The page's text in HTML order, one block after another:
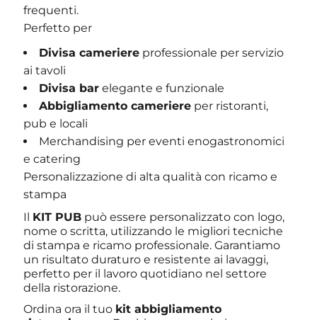
frequenti.
Perfetto per
Divisa cameriere professionale per servizio
ai tavoli
Divisa bar elegante e funzionale
Abbigliamento cameriere per ristoranti,
pub e locali
Merchandising per eventi enogastronomici
e catering
Personalizzazione di alta qualità con ricamo e
stampa
Il KIT PUB può essere personalizzato con logo,
nome o scritta, utilizzando le migliori tecniche
di stampa e ricamo professionale. Garantiamo
un risultato duraturo e resistente ai lavaggi,
perfetto per il lavoro quotidiano nel settore
della ristorazione.
Ordina ora il tuo kit abbigliamento